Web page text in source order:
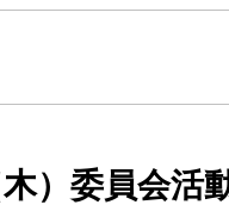
）委員会活